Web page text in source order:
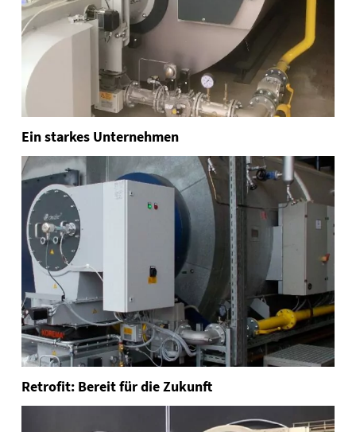
Ein starkes Unternehmen
Retrofit: Bereit für die Zukunft